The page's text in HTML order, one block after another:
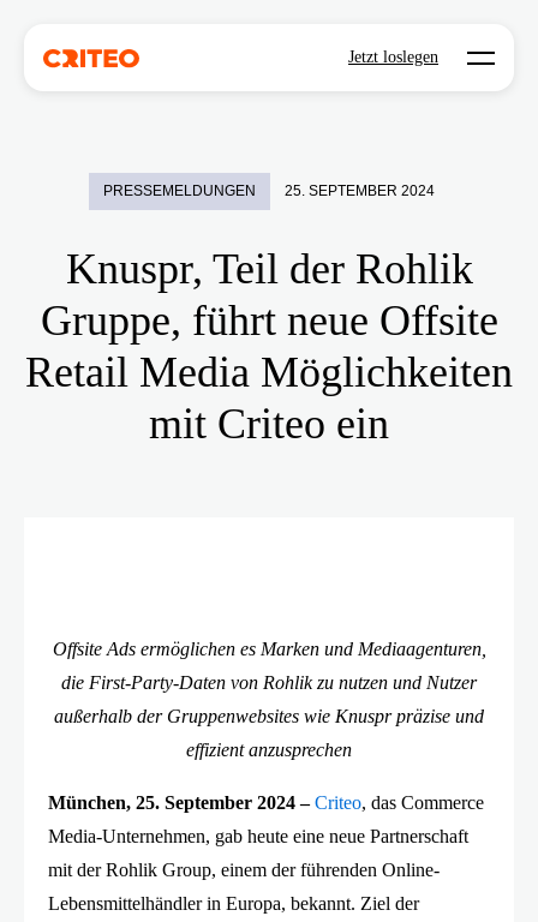
Jetzt loslegen Open
PRESSEMELDUNGEN 25. SEPTEMBER 2024
Knuspr, Teil der Rohlik
Gruppe, führt neue Offsite
Retail Media Möglichkeiten
mit Criteo ein
Offsite Ads ermöglichen es Marken und Mediaagenturen,
die First-Party-Daten von Rohlik zu nutzen und Nutzer
außerhalb der Gruppenwebsites wie Knuspr präzise und
effizient anzusprechen
München, 25. September 2024 –Criteo, das Commerce
Media-Unternehmen, gab heute eine neue Partnerschaft
mit der Rohlik Group, einem der führenden Online-
Lebensmittelhändler in Europa, bekannt. Ziel der